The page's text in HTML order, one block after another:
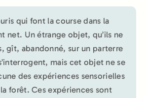
qui font la course dans la
net. Un étrange objet, qu’ils ne
gît, abandonné, sur un parterre
mais cet objet ne se
des expériences sensorielles
forêt. Ces expériences sont